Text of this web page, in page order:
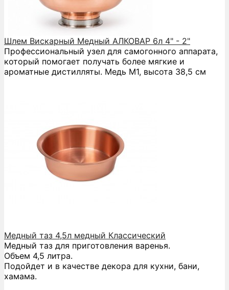
Шлем Вискарный Медный АЛКОВАР 6л 4" - 2"
Профессиональный узел для самогонного аппарата,
который помогает получать более мягкие и
ароматные дистилляты. Медь М1, высота 38,5 см
Медный таз 4,5л медный Классический
Медный таз для приготовления варенья.
Объем 4,5 литра.
Подойдет и в качестве декора для кухни, бани,
хамама.